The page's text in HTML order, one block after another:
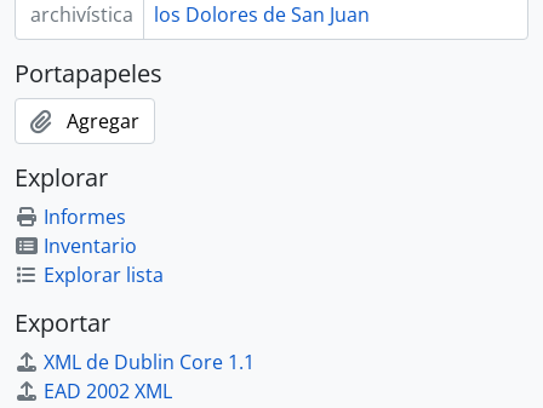
archivística
los Dolores de San Juan
Portapapeles
Agregar
Explorar
Informes
Inventario
Explorar lista
Exportar
XML de Dublin Core 1.1
EAD 2002 XML